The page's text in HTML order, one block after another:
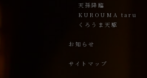
天孫降臨
KUROUMA taru
くろうま天駆
お知らせ
サイトマップ